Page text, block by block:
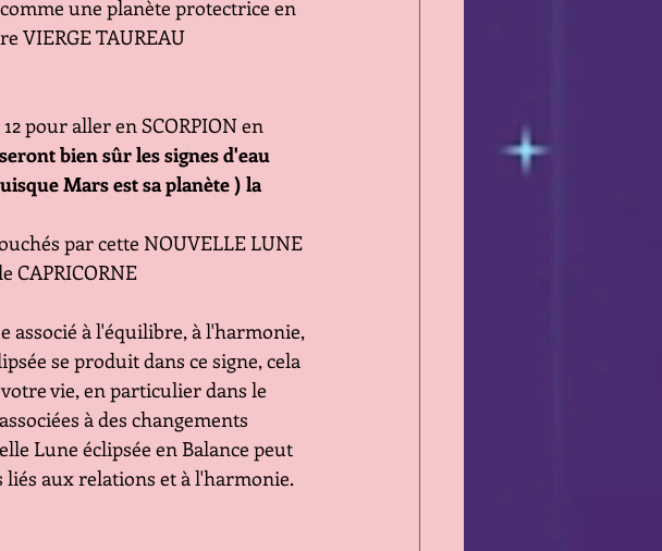
une planète protectrice en
VIERGE TAUREAU
pour aller en SCORPION en
bien sûr les signes d'eau
Mars est sa planète ) la
par cette NOUVELLE LUNE
CAPRICORNE
associé à l'équilibre, à l'harmonie,
se produit dans ce signe, cela
vie, en particulier dans le
à des changements
Lune éclipsée en Balance peut
aux relations et à l'harmonie.